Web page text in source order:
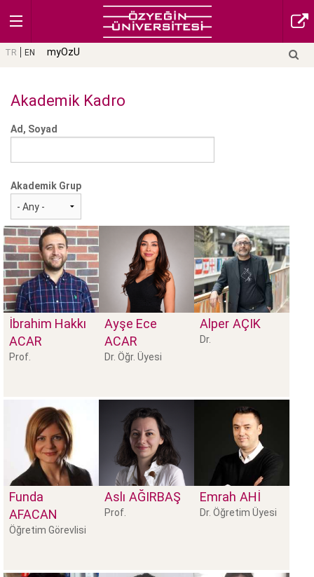
TR EN myOzU
Akademik Kadro
Ad, Soyad
Akademik Grup
İbrahim Hakkı
ACAR
Prof.
Ayşe Ece
ACAR
Dr. Öğr. Üyesi
Alper AÇIK
Dr.
Funda
AFACAN
Öğretim Görevlisi
Aslı AĞIRBAŞ
Prof.
Emrah AHI
Dr. Öğretim Üyesi